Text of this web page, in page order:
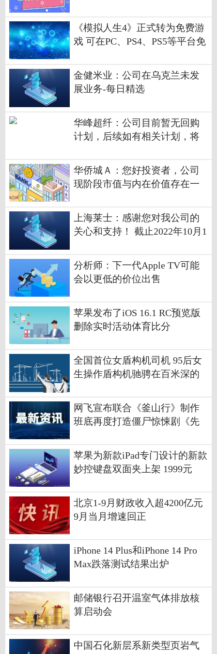
《模拟人生4》正式转为免费游
戏 可在PC、PS4、PS5等平台免
金健米业：公司在乌克兰未发
展业务-每日精选
华峰超纤：公司目前暂无回购
计划，后续如有相关计划，将
露义务-当前短讯
华侨城Ａ：您好投资者，公司
现阶段市值与内在价值存在一
上海莱士：感谢您对我公司的
关心和支持！ 截止2022年10月1
户-世界今日讯
分析师：下一代Apple TV可能
会以更低的价位出售
苹果发布了iOS 16.1 RC预览版
删除实时活动体育比分
全国首位女盾构机司机 95后女
生操作盾构机驰骋在百米深的
网飞宣布联合《釜山行》制作
班底再度打造僵尸惊悚剧《先
苹果为新款iPad专门设计的新款
妙控键盘双面夹上架 1999元
北京1-9月财政收入超4200亿元
9月当月增速回正
iPhone 14 Plus和iPhone 14 Pro
Max跌落测试结果出炉
邮储银行召开温室气体排放核
算启动会
中国石化新层系新类型页岩气